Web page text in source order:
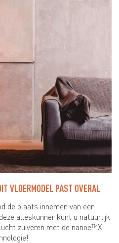
VLOERMODEL PAST OVERAL
de plaats innemen van een
alleskunner kunt u natuurlijk
zuiveren met de nanoeTMX